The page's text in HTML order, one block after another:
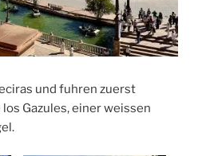
und fuhren zuerst
Gazules⁩, einer weissen